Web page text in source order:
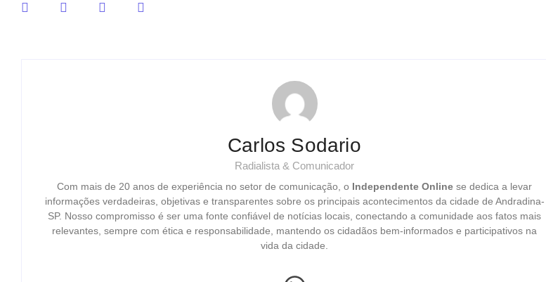
Carlos Sodario
Radialista & Comunicador
Com mais de 20 anos de experiência no setor de comunicação, o Independente Online se dedica a levar
informações verdadeiras, objetivas e transparentes sobre os principais acontecimentos da cidade de Andradina-
SP. Nosso compromisso é ser uma fonte confiável de notícias locais, conectando a comunidade aos fatos mais
relevantes, sempre com ética e responsabilidade, mantendo os cidadãos bem-informados e participativos na
vida da cidade.